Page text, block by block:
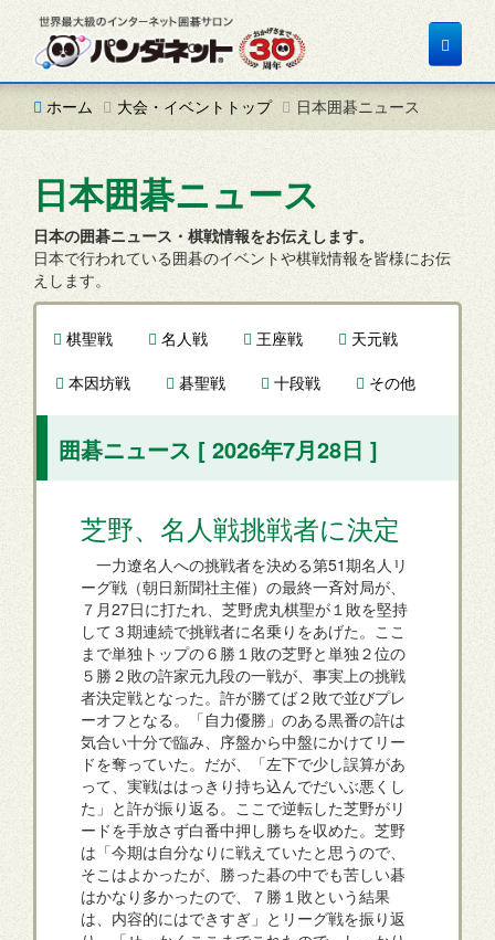
Toggle
ホーム
大会・イベントトップ 日本囲碁ニュース
日本囲碁ニュース
日本の囲碁ニュース・棋戦情報をお伝えします。
日本で行われている囲碁のイベントや棋戦情報を皆様にお伝
えします。
棋聖戦 名人戦 王座戦
天元戦
本因坊戦
碁聖戦 十段戦 その他
囲碁ニュース [ 2026年7月28日 ]
芝野、名人戦挑戦者に決定
一力遼名人への挑戦者を決める第51期名人リ
ーグ戦（朝日新聞社主催）の最終一斉対局が、
７月27日に打たれ、芝野虎丸棋聖が１敗を堅持
して３期連続で挑戦者に名乗りをあげた。ここ
まで単独トップの６勝１敗の芝野と単独２位の
５勝２敗の許家元九段の一戦が、事実上の挑戦
者決定戦となった。許が勝てば２敗で並びプレ
ーオフとなる。「自力優勝」のある黒番の許は
気合い十分で臨み、序盤から中盤にかけてリー
ドを奪っていた。だが、「左下で少し誤算があ
って、実戦ははっきり持ち込んでだいぶ悪くし
た」と許が振り返る。ここで逆転した芝野がリ
ードを手放さず白番中押し勝ちを収めた。芝野
は「今期は自分なりに戦えていたと思うので、
そこはよかったが、勝った碁の中でも苦しい碁
はかなり多かったので、７勝１敗という結果
は、内容的にはできすぎ」とリーグ戦を振り返